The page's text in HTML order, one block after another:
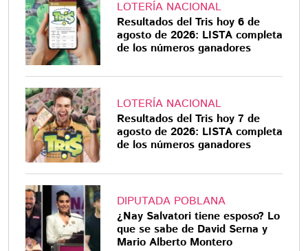
LOTERÍA NACIONAL
Resultados del Tris hoy 6 de
agosto de 2026: LISTA completa
de los números ganadores
LOTERÍA NACIONAL
Resultados del Tris hoy 7 de
agosto de 2026: LISTA completa
de los números ganadores
DIPUTADA POBLANA
¿Nay Salvatori tiene esposo? Lo
que se sabe de David Serna y
Mario Alberto Montero